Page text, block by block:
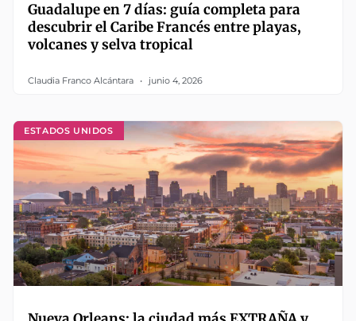
Guadalupe en 7 días: guía completa para
descubrir el Caribe Francés entre playas,
volcanes y selva tropical
Claudia Franco Alcántara junio 4, 2026
ESTADOS UNIDOS